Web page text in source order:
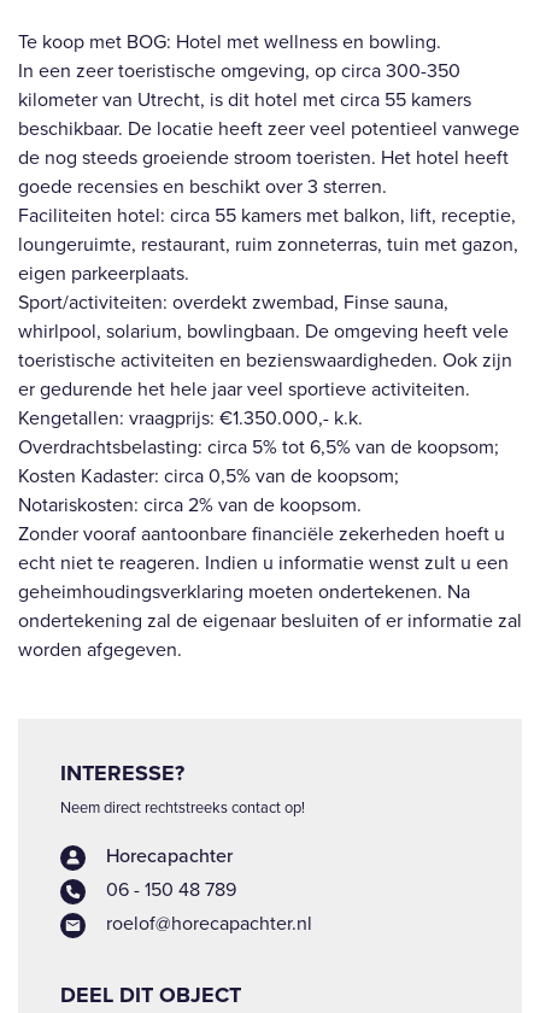
Te koop met BOG: Hotel met wellness en bowling.
In een zeer toeristische omgeving, op circa 300-350
kilometer van Utrecht, is dit hotel met circa 55 kamers
beschikbaar. De locatie heeft zeer veel potentieel vanwege
de nog steeds groeiende stroom toeristen. Het hotel heeft
goede recensies en beschikt over 3 sterren.
Faciliteiten hotel: circa 55 kamers met balkon, lift, receptie,
loungeruimte, restaurant, ruim zonneterras, tuin met gazon,
eigen parkeerplaats.
Sport/activiteiten: overdekt zwembad, Finse sauna,
whirlpool, solarium, bowlingbaan. De omgeving heeft vele
toeristische activiteiten en bezienswaardigheden. Ook zijn
er gedurende het hele jaar veel sportieve activiteiten.
Kengetallen: vraagprijs: €1.350.000,- k.k.
Overdrachtsbelasting: circa 5% tot 6,5% van de koopsom;
Kosten Kadaster: circa 0,5% van de koopsom;
Notariskosten: circa 2% van de koopsom.
Zonder vooraf aantoonbare financiële zekerheden hoeft u
echt niet te reageren. Indien u informatie wenst zult u een
geheimhoudingsverklaring moeten ondertekenen. Na
ondertekening zal de eigenaar besluiten of er informatie zal
worden afgegeven.
INTERESSE?
Neem direct rechtstreeks contact op!
Horecapachter
06 - 150 48 789
roelof@horecapachter.nl
DEEL DIT OBJECT